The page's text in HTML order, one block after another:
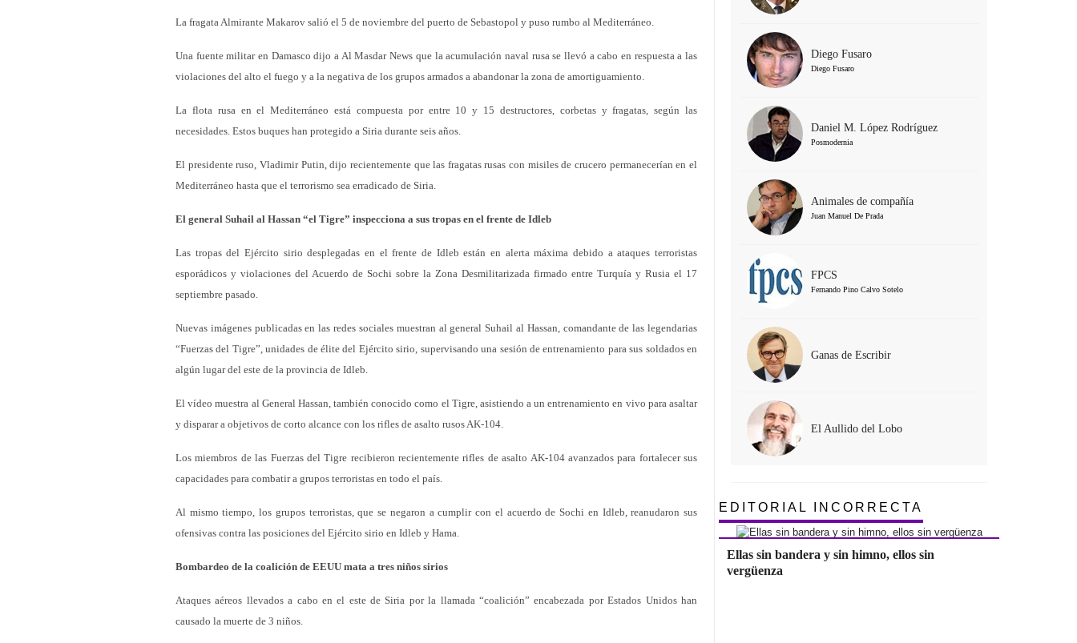
La fragata Almirante Makarov salió el 5 de noviembre del puerto de Sebastopol y puso rumbo al Mediterráneo.
Una fuente militar en Damasco dijo a Al Masdar News que la acumulación naval rusa se llevó a cabo en respuesta a las
violaciones del alto el fuego y a la negativa de los grupos armados a abandonar la zona de amortiguamiento.
La flota rusa en el Mediterráneo está compuesta por entre 10 y 15 destructores, corbetas y fragatas, según las
necesidades. Estos buques han protegido a Siria durante seis años.
El presidente ruso, Vladimir Putin, dijo recientemente que las fragatas rusas con misiles de crucero permanecerían en el
Mediterráneo hasta que el terrorismo sea erradicado de Siria.
El general Suhail al Hassan “el Tigre” inspecciona a sus tropas en el frente de Idleb
Las tropas del Ejército sirio desplegadas en el frente de Idleb están en alerta máxima debido a ataques terroristas
esporádicos y violaciones del Acuerdo de Sochi sobre la Zona Desmilitarizada firmado entre Turquía y Rusia el 17
septiembre pasado.
Nuevas imágenes publicadas en las redes sociales muestran al general Suhail al Hassan, comandante de las legendarias
“Fuerzas del Tigre”, unidades de élite del Ejército sirio, supervisando una sesión de entrenamiento para sus soldados en
algún lugar del este de la provincia de Idleb.
El vídeo muestra al General Hassan, también conocido como el Tigre, asistiendo a un entrenamiento en vivo para asaltar
y disparar a objetivos de corto alcance con los rifles de asalto rusos AK-104.
Los miembros de las Fuerzas del Tigre recibieron recientemente rifles de asalto AK-104 avanzados para fortalecer sus
capacidades para combatir a grupos terroristas en todo el país.
Al mismo tiempo, los grupos terroristas, que se negaron a cumplir con el acuerdo de Sochi en Idleb, reanudaron sus
ofensivas contra las posiciones del Ejército sirio en Idleb y Hama.
Bombardeo de la coalición de EEUU mata a tres niños sirios
Ataques aéreos llevados a cabo en el este de Siria por la llamada “coalición” encabezada por Estados Unidos han
causado la muerte de 3 niños.
Diego Fusaro
Diego Fusaro
Daniel M. López Rodríguez
Posmodernia
Animales de compañía
Juan Manuel De Prada
FPCS
Fernando Pino Calvo Sotelo
Ganas de Escribir
El Aullido del Lobo
EDITORIAL INCORRECTA
Ellas sin bandera y sin himno, ellos sin
vergüenza